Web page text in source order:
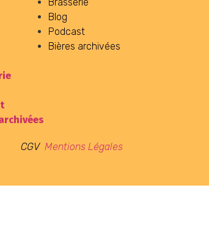
Blog
Podcast
Bières archivées
CGV Mentions Légales